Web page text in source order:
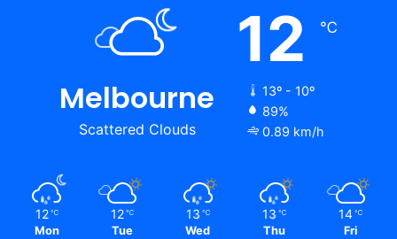
Melbourne
Scattered Clouds
12 ℃
13º - 10º
89%
0.89 km/h
12 ℃
Mon
12 ℃
Tue
13 ℃
Wed
13 ℃
Thu
14 ℃
Fri